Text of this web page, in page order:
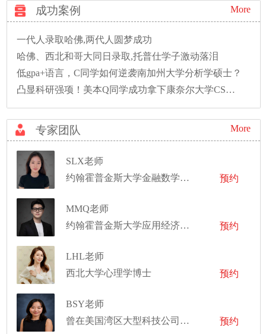
成功案例 More
一代人录取哈佛,两代人圆梦成功
哈佛、西北和哥大同日录取,托普仕学子激动落泪
低gpa+语言，C同学如何逆袭南加州大学分析学硕士？
凸显科研强项！美本Q同学成功拿下康奈尔大学CS硕士录取！
专家团队 More
SLX老师
约翰霍普金斯大学金融数学硕士
预约
MMQ老师
约翰霍普金斯大学应用经济学硕士
预约
LHL老师
西北大学心理学博士
预约
BSY老师
曾在美国湾区大型科技公司担任硬件工程师
预约